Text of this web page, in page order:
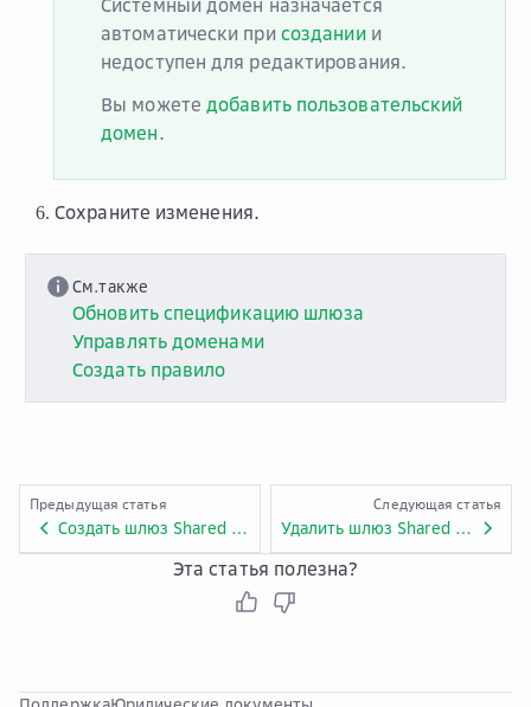
Системный домен назначается
автоматически при созданиии
недоступен для редактирования.
Вы можете добавить пользовательский
домен.
Сохраните изменения.
См.также
Обновить спецификацию шлюза
Управлять доменами
Создать правило
Предыдущая статья
Создать шлюз Shared API
Следующая статья
Удалить шлюз Shared API
Эта статья полезна?